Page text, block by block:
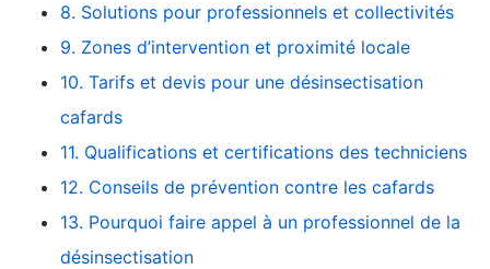
8. Solutions pour professionnels et collectivités
9. Zones d’intervention et proximité locale
10. Tarifs et devis pour une désinsectisation
cafards
11. Qualifications et certifications des techniciens
12. Conseils de prévention contre les cafards
13. Pourquoi faire appel à un professionnel de la
désinsectisation